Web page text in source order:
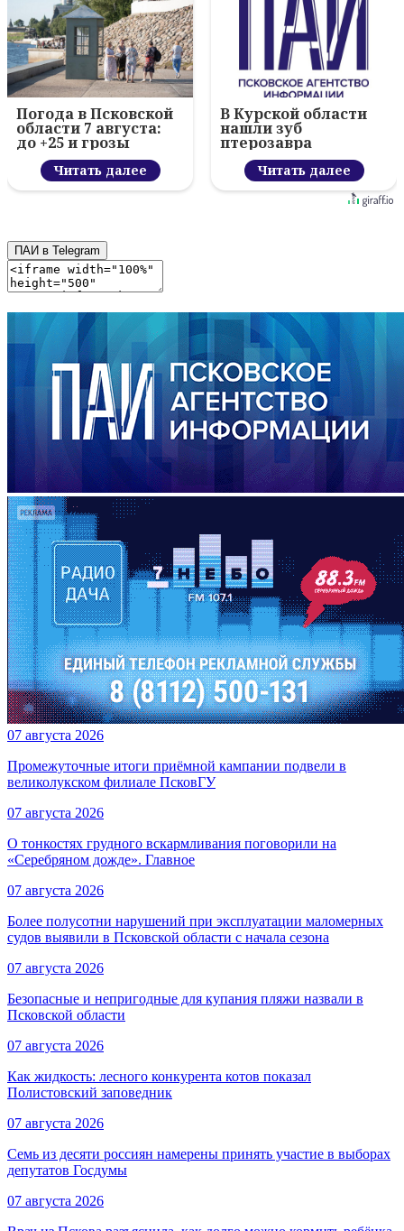
Погода в Псковской
области 7 августа:
до +25 и грозы
Читать далее
В Курской области
нашли зуб
птерозавра
Читать далее
ПАИ в Telegram
07 августа 2026
Промежуточные итоги приёмной кампании подвели в
великолукском филиале ПсковГУ
07 августа 2026
О тонкостях грудного вскармливания поговорили на
«Серебряном дожде». Главное
07 августа 2026
Более полусотни нарушений при эксплуатации маломерных
судов выявили в Псковской области с начала сезона
07 августа 2026
Безопасные и непригодные для купания пляжи назвали в
Псковской области
07 августа 2026
Как жидкость: лесного конкурента котов показал
Полистовский заповедник
07 августа 2026
Семь из десяти россиян намерены принять участие в выборах
депутатов Госдумы
07 августа 2026